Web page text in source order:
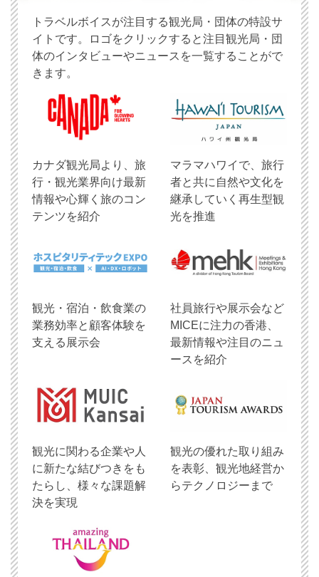
トラベルボイスが注目する観光局・団体の特設サ
イトです。ロゴをクリックすると注目観光局・団
体のインタビューやニュースを一覧することがで
きます。
​カナダ観光局より、旅
行・観光業界向け最新
情報や心輝く旅のコン
テンツを紹介
マラマハワイで、旅行
者と共に自然や文化を
継承していく再生型観
光を推進
観光・宿泊・飲食業の
業務効率と顧客体験を
支える展示会
社員旅行や展示会など
MICEに注力の香港、
最新情報や注目のニュ
ースを紹介
観光に関わる企業や人
に新たな結びつきをも
たらし、様々な課題解
決を実現
観光の優れた取り組み
を表彰、観光地経営か
らテクノロジーまで